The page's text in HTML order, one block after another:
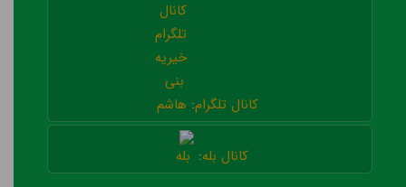
کانال تلگرام:
کانال بله: